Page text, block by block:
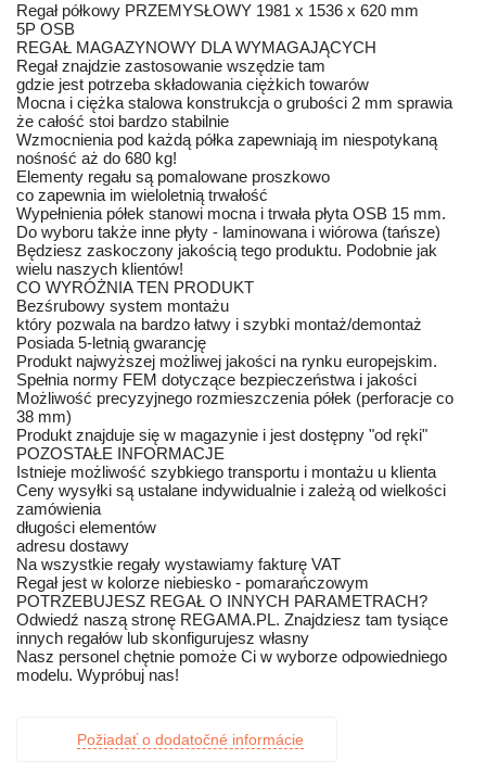
Regał półkowy PRZEMYSŁOWY 1981 x 1536 x 620 mm
5P OSB
REGAŁ MAGAZYNOWY DLA WYMAGAJĄCYCH
Regał znajdzie zastosowanie wszędzie tam
gdzie jest potrzeba składowania ciężkich towarów
Mocna i ciężka stalowa konstrukcja o grubości 2 mm sprawia
że całość stoi bardzo stabilnie
Wzmocnienia pod każdą półka zapewniają im niespotykaną
nośność aż do 680 kg!
Elementy regału są pomalowane proszkowo
co zapewnia im wieloletnią trwałość
Wypełnienia półek stanowi mocna i trwała płyta OSB 15 mm.
Do wyboru także inne płyty - laminowana i wiórowa (tańsze)
Będziesz zaskoczony jakością tego produktu. Podobnie jak
wielu naszych klientów!
CO WYRÓŻNIA TEN PRODUKT
Bezśrubowy system montażu
który pozwala na bardzo łatwy i szybki montaż/demontaż
Posiada 5-letnią gwarancję
Produkt najwyższej możliwej jakości na rynku europejskim.
Spełnia normy FEM dotyczące bezpieczeństwa i jakości
Możliwość precyzyjnego rozmieszczenia półek (perforacje co
38 mm)
Produkt znajduje się w magazynie i jest dostępny "od ręki"
POZOSTAŁE INFORMACJE
Istnieje możliwość szybkiego transportu i montażu u klienta
Ceny wysyłki są ustalane indywidualnie i zależą od wielkości
zamówienia
długości elementów
adresu dostawy
Na wszystkie regały wystawiamy fakturę VAT
Regał jest w kolorze niebiesko - pomarańczowym
POTRZEBUJESZ REGAŁ O INNYCH PARAMETRACH?
Odwiedź naszą stronę REGAMA.PL. Znajdziesz tam tysiące
innych regałów lub skonfigurujesz własny
Nasz personel chętnie pomoże Ci w wyborze odpowiedniego
modelu. Wypróbuj nas!
Požiadať o dodatočné informácie